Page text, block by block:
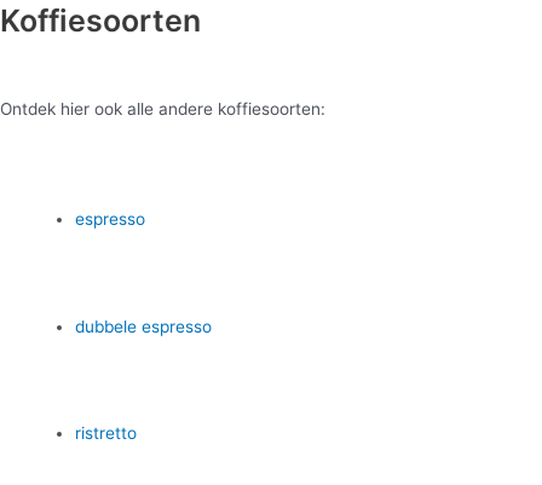
Koffiesoorten
Ontdek hier ook alle andere koffiesoorten:
espresso
dubbele espresso
ristretto